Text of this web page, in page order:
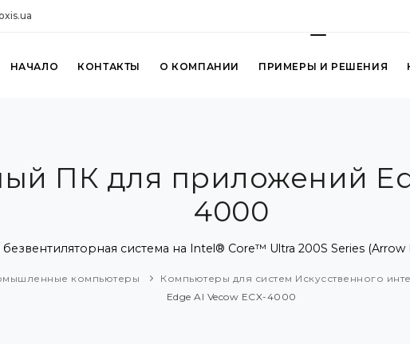
НАЧАЛО КОНТАКТЫ О КОМПАНИИ ПРИМЕРЫ И РЕШЕНИЯ
ПК для приложений
4000
система на Intel® Core™ Ultra 200S Series (Arrow
компьютеры
Компьютеры для систем Искусственного
Edge AI Vecow ECX-4000